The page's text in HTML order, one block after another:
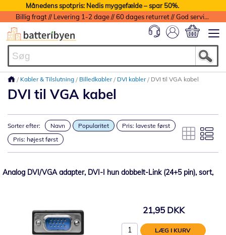
Månedens spotpris: Nedis myggefælde – spar 50%.
Billig fragt // Levering 1-2 dage // 60 dages returret // God service med garanti
Kabler & Tilslutning Billedkabler DVI kabler DVI til VGA kabel
DVI til VGA kabel
Sorter efter: Navn Popularitet
Pris: laveste først
Pris: højest først
Analog DVI/VGA adapter, DVI-I hun dobbelt-Link (24+5 pin), sort,
21,95 DKK
LÆG I KURV